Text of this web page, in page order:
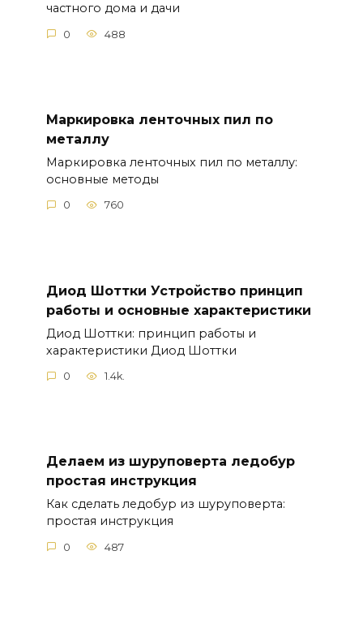
частного дома и дачи
0 488
Маркировка ленточных пил по
металлу
Маркировка ленточных пил по металлу:
основные методы
0 760
Диод Шоттки Устройство принцип
работы и основные характеристики
Диод Шоттки: принцип работы и
характеристики Диод Шоттки
0 1.4k.
Делаем из шуруповерта ледобур
простая инструкция
Как сделать ледобур из шуруповерта:
простая инструкция
0 487